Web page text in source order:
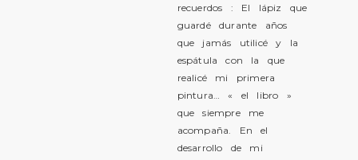
recuerdos : El lápiz que
guardé durante años
que jamás utilicé y la
espátula con la que
realicé mi primera
pintura… « el libro »
que siempre me
acompaña. En el
desarrollo de mi